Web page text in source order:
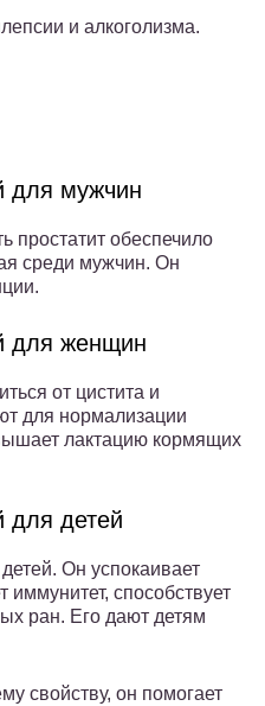
и алкоголизма.
для мужчин
простатит обеспечило
среди мужчин. Он
для женщин
от цистита и
для нормализации
лактацию кормящих
для детей
Он успокаивает
способствует
ран. Его дают детям
свойству, он помогает